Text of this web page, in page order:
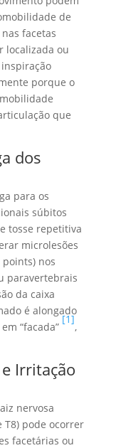
de
facetas
localizada ou
porque o
que
dos
para os
súbitos
tosse repetitiva
microlesões
nos
paravertebrais
da caixa
é alongado
“facada”
[1]
,
Irritação
nervosa
pode ocorrer
facetárias ou